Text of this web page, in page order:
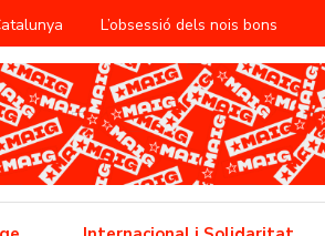
L’obsessió dels nois bons
reproductiu
Cap a la vaga general
Cinema i propaganda a la RDA